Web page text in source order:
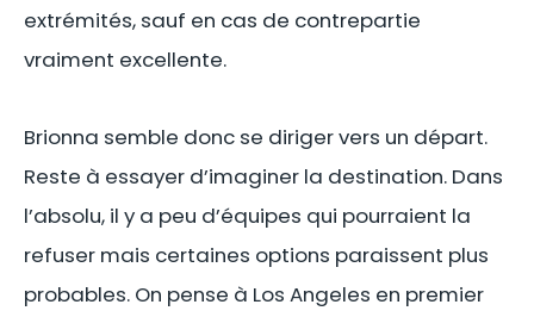
extrémités, sauf en cas de contrepartie
vraiment excellente.
Brionna semble donc se diriger vers un départ.
Reste à essayer d’imaginer la destination. Dans
l’absolu, il y a peu d’équipes qui pourraient la
refuser mais certaines options paraissent plus
probables. On pense à Los Angeles en premier